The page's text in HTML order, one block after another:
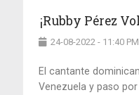
¡Rubby Pérez
24-08-2022 - 11:40 PM
El cantante
Venezuela y paso por